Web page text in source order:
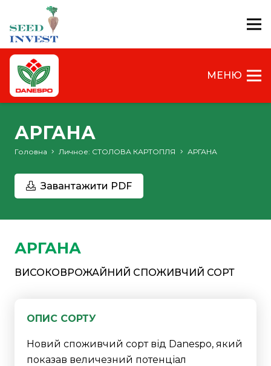
МЕНЮ
АРГАНА
Головна Личное: СТОЛОВА КАРТОПЛЯ АРГАНА
Завантажити PDF
АРГАНА
ВИСОКОВРОЖАЙНИЙ СПОЖИВЧИЙ СОРТ
ОПИС СОРТУ
Новий споживчий сорт від Danespo, який
показав величезний потенціал